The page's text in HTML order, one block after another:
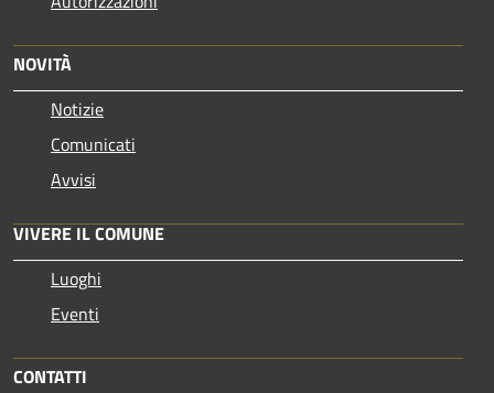
NOVITÀ
Notizie
Comunicati
Avvisi
VIVERE IL COMUNE
Luoghi
Eventi
CONTATTI